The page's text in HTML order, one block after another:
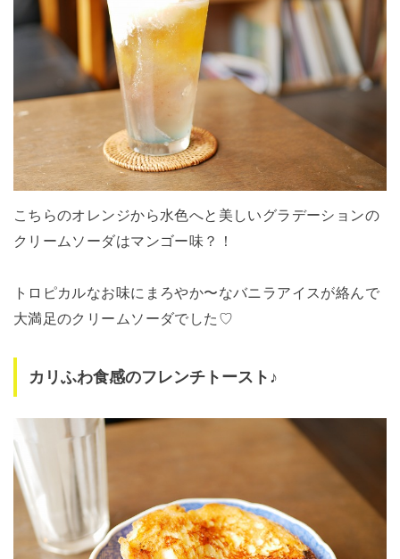
こちらのオレンジから水色へと美しいグラデーションの
クリームソーダはマンゴー味？！
トロピカルなお味にまろやか〜なバニラアイスが絡んで
大満足のクリームソーダでした♡
カリふわ食感のフレンチトースト♪